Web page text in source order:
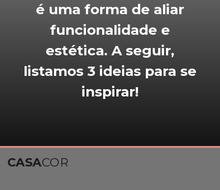
é uma forma de aliar
funcionalidade e
estética. A seguir,
listamos 3 ideias para se
inspirar!
CASACOR